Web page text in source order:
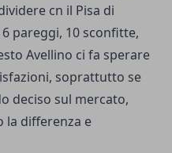
cn il Pisa di
pareggi, 10 sconfitte,
Avellino ci fa sperare
soprattutto se
deciso sul mercato,
la differenza e